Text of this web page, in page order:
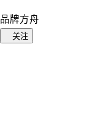
品牌方舟
关注